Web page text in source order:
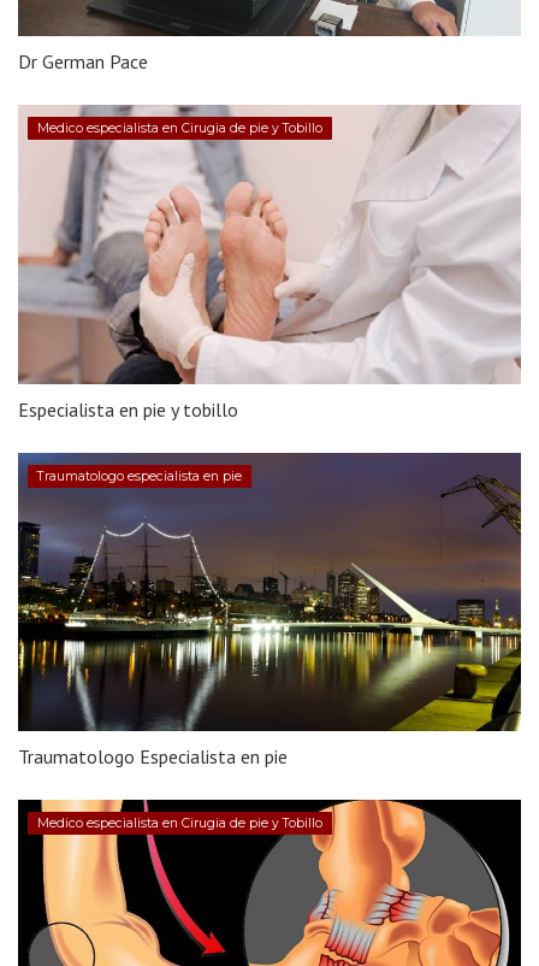
Dr German Pace
Medico especialista en Cirugia de pie y Tobillo
Especialista en pie y tobillo
Traumatologo especialista en pie
Traumatologo Especialista en pie
Medico especialista en Cirugia de pie y Tobillo